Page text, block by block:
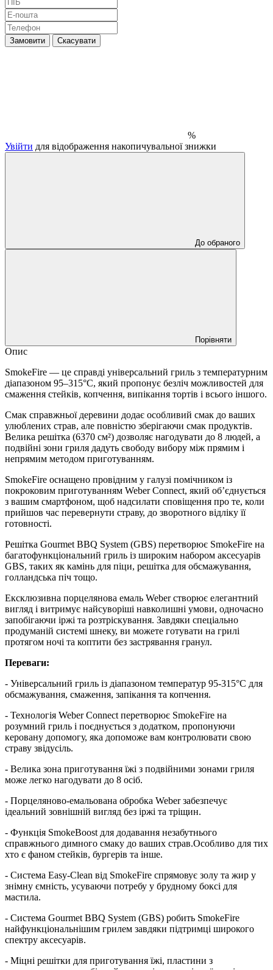
Замовити Скасувати
%
Увійти для відображення накопичувальної знижки
До обраного
Порівняти
Опис
SmokeFire — це справді універсальний гриль з температурним
діапазоном 95–315°C, який пропонує безліч можливостей для
смаження стейків, копчення, випікання тортів і всього іншого.
Смак справжньої деревини додає особливий смак до ваших
улюблених страв, але повністю зберігаючи смак продуктів.
Велика решітка (6370 см²) дозволяє нагодувати до 8 людей, а
подвійні зони гриля дадуть свободу вибору між прямим і
непрямим методом приготуванням.
SmokeFire оснащено провідним у галузі помічником із
покроковим приготуванням Weber Connect, який об’єднується
з вашим смартфоном, щоб надсилати сповіщення про те, коли
прийшов час перевернути страву, до зворотного відліку її
готовності.
Решітка Gourmet BBQ System (GBS) перетворює SmokeFire на
багатофункціональний гриль із широким набором аксесуарів
GBS, таких як камінь для піци, решітка для обсмажування,
голландська піч тощо.
Ексклюзивна порцелянова емаль Weber створює елегантний
вигляд і витримує найсуворіші навколишні умови, одночасно
запобігаючи іржі та розтріскування. Завдяки спеціально
продуманій системі шнеку, ви можете готувати на грилі
протягом ночі та коптити без застрявання гранул.​
Переваги:
- Універсальний гриль із діапазоном температур 95-315°C для
обсмажування, смаження, запікання та копчення.
- Технологія Weber Connect перетворює SmokeFire на
розумний гриль і поєднується з додатком, пропонуючи
керовану допомогу, яка допоможе вам контролювати свою
страву звідусіль.
- Велика зона приготування їжі з подвійними зонами гриля
може легко нагодувати до 8 осіб. ​
- Порцеляново-емальована обробка Weber забезпечує
ідеальний зовнішній вигляд без іржі та тріщин.
- Функція SmokeBoost для додавання незабутнього
справжнього димного смаку до ваших страв.Особливо для тих
хто є фаном стейків, бургерів та інше.
- Система Easy-Clean від SmokeFire спрямовує золу та жир у
знімну ємність, усуваючи потребу у брудному боксі для
мастила.​
- Система Gourmet BBQ System (GBS) робить SmokeFire
найфункціональнішим грилем завдяки підтримці широкого
спектру аксесуарів.​
- Міцні решітки для приготування їжі, пластини з